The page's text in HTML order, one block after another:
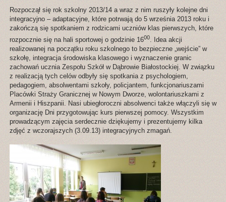
Rozpoczął się rok szkolny 2013/14 a wraz z nim ruszyły kolejne dni
integracyjno – adaptacyjne, które potrwają do 5 września 2013 roku i
zakończą się spotkaniem z rodzicami uczniów klas pierwszych, które
rozpocznie się na hali sportowej o godzinie 1600. Idea akcji
realizowanej na początku roku szkolnego to bezpieczne „wejście” w
szkołę, integracja środowiska klasowego i wyznaczenie granic
zachowań ucznia Zespołu Szkół w Dąbrowie Białostockiej. W związku
z realizacją tych celów odbyły się spotkania z psychologiem,
pedagogiem, absolwentami szkoły, policjantem, funkcjonariuszami
Placówki Straży Granicznej w Nowym Dworze, wolontariuszkami z
Armenii i Hiszpanii. Nasi ubiegłoroczni absolwenci także włączyli się w
organizację Dni przygotowując kurs pierwszej pomocy. Wszystkim
prowadzącym zajęcia serdecznie dziękujemy i prezentujemy kilka
zdjęć z wczorajszych (3.09.13) integracyjnych zmagań.